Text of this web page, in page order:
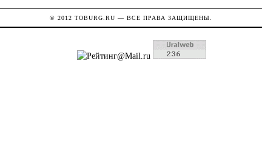
© 2012 TOBURG.RU — ВСЕ ПРАВА ЗАЩИЩЕНЫ.